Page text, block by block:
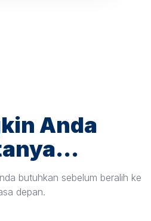
Anda
butuhkan sebelum beralih ke
depan.